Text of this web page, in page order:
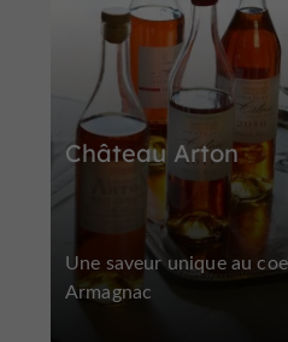
Château Arton
Une saveur unique au
Armagnac